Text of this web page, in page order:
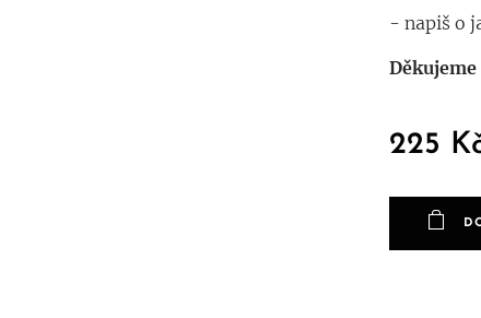
- napiš o
Děkujeme
225